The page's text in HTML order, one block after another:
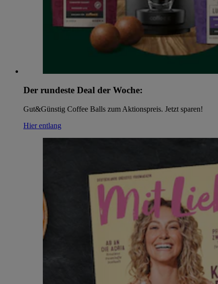
Der rundeste Deal der Woche:
Gut&Günstig Coffee Balls zum Aktionspreis. Jetzt sparen!
Hier entlang